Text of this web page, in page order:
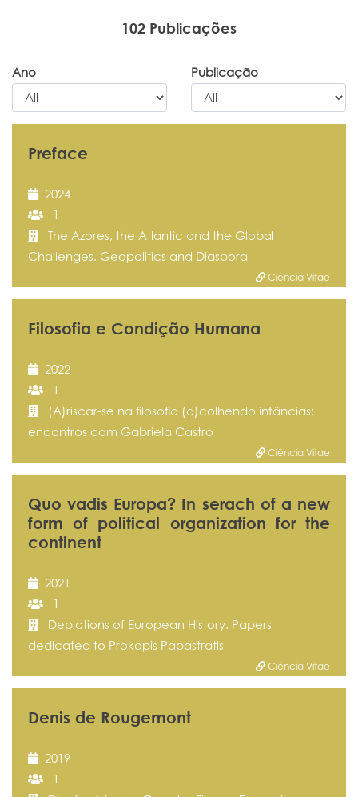
102 Publicações
Ano Publicação
Preface
2024
1
The Azores, the Atlantic and the Global
Challenges. Geopolitics and Diaspora
Ciência Vitae
Filosofia e Condição Humana
2022
1
(A)riscar-se na filosofia (a)colhendo infâncias:
encontros com Gabriela Castro
Ciência Vitae
Quo vadis Europa? In serach of a new
form of political organization for the
continent
2021
1
Depictions of European History. Papers
dedicated to Prokopis Papastratis
Ciência Vitae
Denis de Rougemont
2019
1